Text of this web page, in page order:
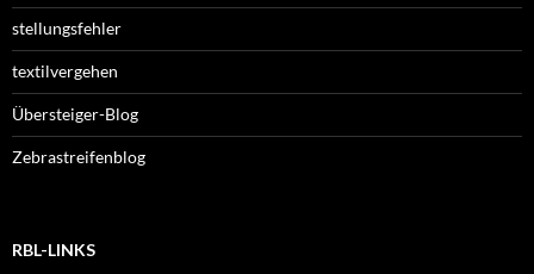
stellungsfehler
textilvergehen
Übersteiger-Blog
Zebrastreifenblog
RBL-LINKS